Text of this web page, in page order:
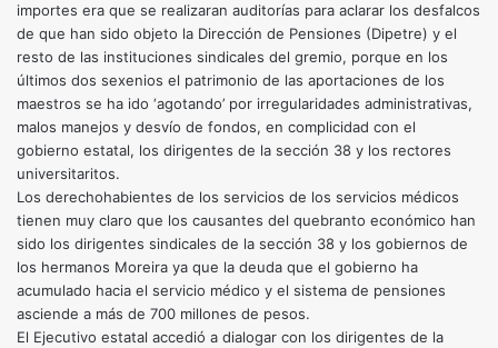
importes era que se realizaran auditorías para aclarar los desfalcos
de que han sido objeto la Dirección de Pensiones (Dipetre) y el
resto de las instituciones sindicales del gremio, porque en los
últimos dos sexenios el patrimonio de las aportaciones de los
maestros se ha ido ‘agotando’ por irregularidades administrativas,
malos manejos y desvío de fondos, en complicidad con el
gobierno estatal, los dirigentes de la sección 38 y los rectores
universitaritos.
Los derechohabientes de los servicios de los servicios médicos
tienen muy claro que los causantes del quebranto económico han
sido los dirigentes sindicales de la sección 38 y los gobiernos de
los hermanos Moreira ya que la deuda que el gobierno ha
acumulado hacia el servicio médico y el sistema de pensiones
asciende a más de 700 millones de pesos.
El Ejecutivo estatal accedió a dialogar con los dirigentes de la